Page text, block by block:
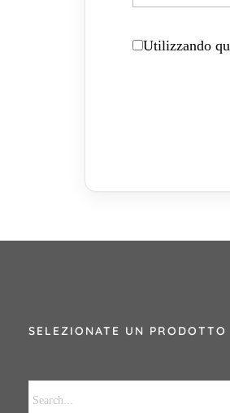
Utilizzando
SELEZIONATE UN PRODOTTO